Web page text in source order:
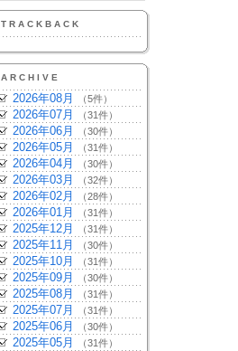
TRACKBACK
ARCHIVE
2026年08月 （5件）
2026年07月 （31件）
2026年06月 （30件）
2026年05月 （31件）
2026年04月 （30件）
2026年03月 （32件）
2026年02月 （28件）
2026年01月 （31件）
2025年12月 （31件）
2025年11月 （30件）
2025年10月 （31件）
2025年09月 （30件）
2025年08月 （31件）
2025年07月 （31件）
2025年06月 （30件）
2025年05月 （31件）